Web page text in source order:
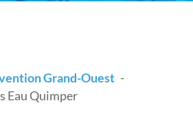
Grand-Ouest
Eau Quimper